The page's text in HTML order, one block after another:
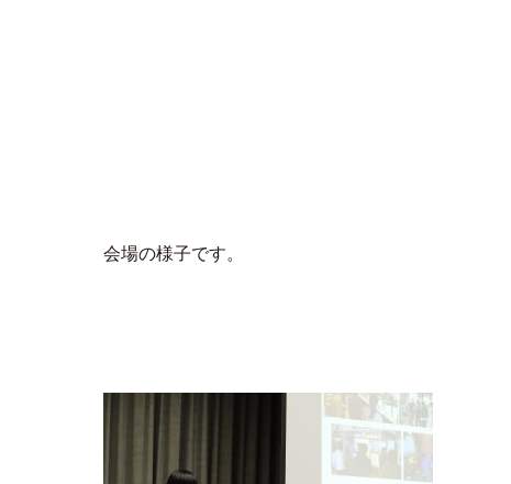
会場の様子です。